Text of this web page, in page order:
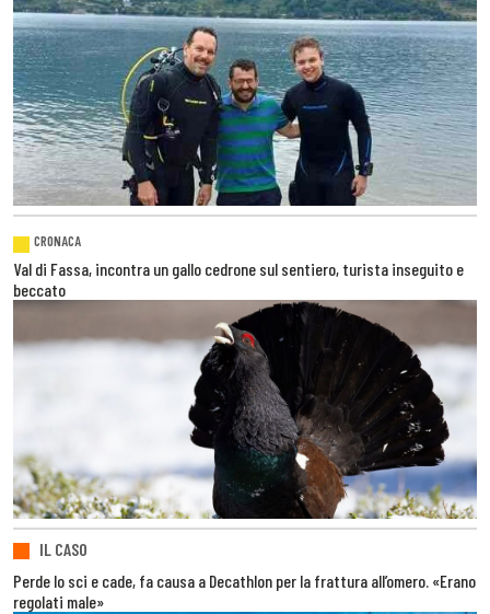
CRONACA
Val di Fassa, incontra un gallo cedrone sul sentiero, turista inseguito e
beccato
IL CASO
Perde lo sci e cade, fa causa a Decathlon per la frattura all’omero. «Erano
regolati male»